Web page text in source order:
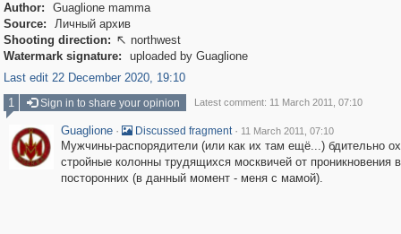
Author:
Guaglione mamma
Source:
Личный архив
Shooting direction:  northwest
Watermark signature:
uploaded by Guaglione
Last edit 22 December 2020, 19:10
1
Sign in to share your opinion Latest comment: 11 March 2011, 07:10
Guaglione · Discussed fragment · 11 March 2011, 07:10
Мужчины-распорядители (или как их там ещё...) бдительно
стройные колонны трудящихся москвичей от проникновения
посторонних (в данный момент - меня с мамой).